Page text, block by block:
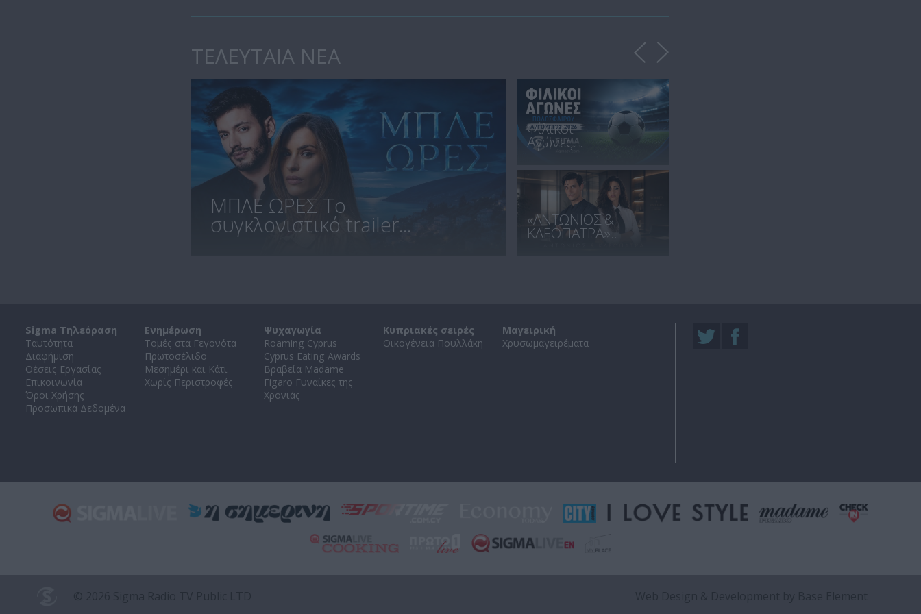
ΤΕΛΕΥΤΑΙΑ ΝΕΑ
ΜΠΛΕ ΩΡΕΣ Το
συγκλονιστικό trailer...
Φίλικοι
Αγώνες...
«ΑΝΤΩΝΙΟΣ &
ΚΛΕΟΠΑΤΡΑ»...
Sigma Τηλεόραση
Ταυτότητα
Διαφήμιση
Θέσεις Εργασίας
Επικοινωνία
Όροι Χρήσης
Προσωπικά Δεδομένα
Ενημέρωση
Τομές στα Γεγονότα
Πρωτοσέλιδο
Μεσημέρι και Κάτι
Χωρίς Περιστροφές
Ψυχαγωγία
Roaming Cyprus
Cyprus Eating Awards
Βραβεία Madame
Figaro Γυναίκες της
Χρονιάς
Κυπριακές σειρές
Οικογένεια Πουλλάκη
Μαγειρική
Χρυσωμαγειρέματα